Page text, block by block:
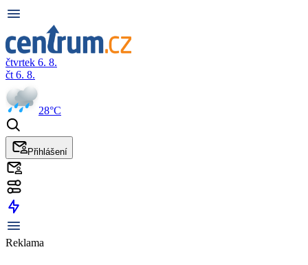
čtvrtek 6. 8.
čt 6. 8.
28°C
Přihlášení
Reklama